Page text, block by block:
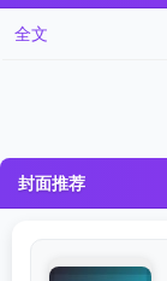
全文
封面推荐